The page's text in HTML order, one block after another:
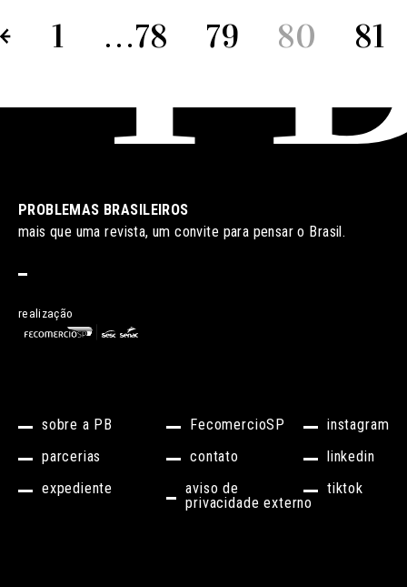
1 …78 79 80 81
sobre a PB
parcerias
expediente
FecomercioSP
contato
aviso de
privacidade externo
instagram
linkedin
tiktok
PROBLEMAS BRASILEIROS
mais que uma revista, um convite para pensar o Brasil.
realização